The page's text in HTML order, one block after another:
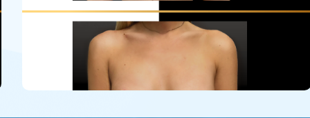
Відновлення після маммопластики
В умовах стаціонару ЛІКАРНІ
ЕКСПЕРТ пацієнт після операції перебуває у
комфортних палатах під прстійним
супроводом спеціалістів. Після цього разом із